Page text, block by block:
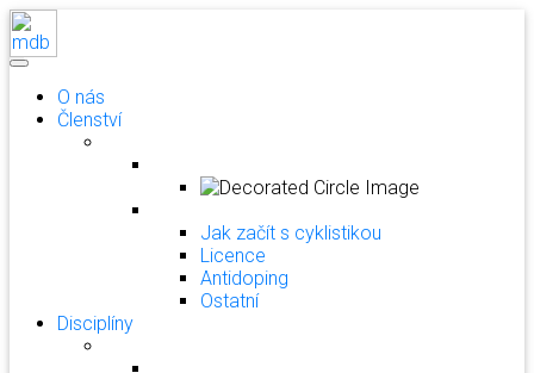
O nás
Členství
Jak začít s cyklistikou
Licence
Antidoping
Ostatní
Disciplíny